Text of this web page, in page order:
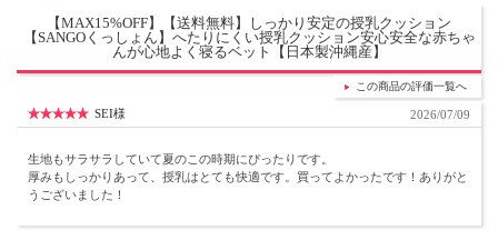
【MAX15%OFF】【送料無料】しっかり安定の授乳クッション
【SANGOくっしょん】へたりにくい授乳クッション安心安全な赤ちゃ
んが心地よく寝るベット【日本製沖縄産】
この商品の評価一覧へ
SEI様 2026/07/09
生地もサラサラしていて夏のこの時期にぴったりです。
厚みもしっかりあって、授乳はとても快適です。買ってよかったです！ありがと
うございました！